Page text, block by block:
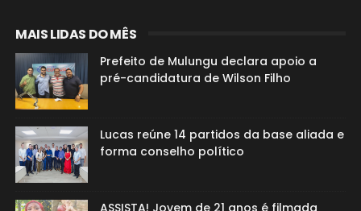
MAIS LIDAS DO MÊS
Prefeito de Mulungu declara apoio a
pré-candidatura de Wilson Filho
Lucas reúne 14 partidos da base aliada e
forma conselho político
ASSISTA! Jovem de 21 anos é filmada